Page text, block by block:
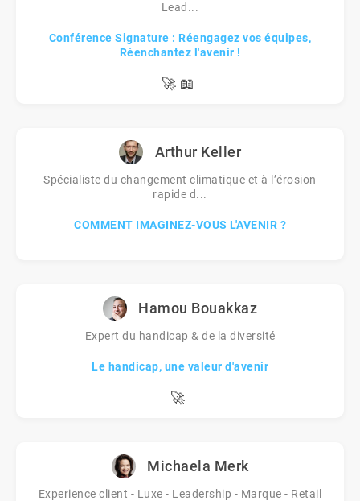
Lead...
Conférence Signature : Réengagez vos équipes,
Réenchantez l'avenir !
🚀 📖
Arthur Keller
Spécialiste du changement climatique et à l’érosion
rapide d...
COMMENT IMAGINEZ-VOUS L'AVENIR ?
Hamou Bouakkaz
Expert du handicap & de la diversité
Le handicap, une valeur d'avenir
🚀
Michaela Merk
Experience client - Luxe - Leadership - Marque - Retail